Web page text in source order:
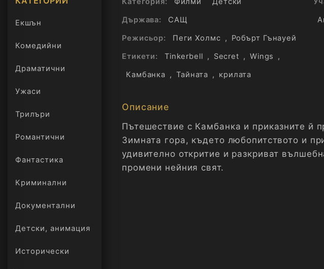
Екшън
Комедийни
Драматични
Ужаси
Трилъри
онлайн
Романтични
Фантастика
Криминални
Документални
Детски, анимация
Исторически
Държава:
САЩ
Режисьор:
Пеги Холмс ,
Робърт Гънауей
Етикети:
Tinkerbell , Secret , Wings
,
Камбанка , Тайната , крилата
Описание
Пътешествие с Камбанка и приказните й
Зимната гора, където любопитството и
удивително откритие и разкриват
промени нейния свят.